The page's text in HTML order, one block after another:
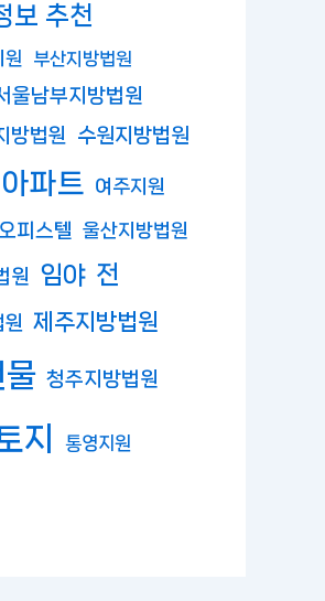
보 추천
원
부산지방법원
울남부지방법원
방법원 수원지방법원
아파트 여주지원
피스텔 울산지방법원
원 임야 전
원 제주지방법원
물 청주지방법원
지 통영지원